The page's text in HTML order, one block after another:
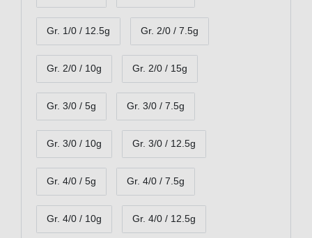
Gr. 1/0 / 12.5g Gr. 2/0 / 7.5g
Gr. 2/0 / 10g Gr. 2/0 / 15g
Gr. 3/0 / 5g Gr. 3/0 / 7.5g
Gr. 3/0 / 10g Gr. 3/0 / 12.5g
Gr. 4/0 / 5g Gr. 4/0 / 7.5g
Gr. 4/0 / 10g Gr. 4/0 / 12.5g